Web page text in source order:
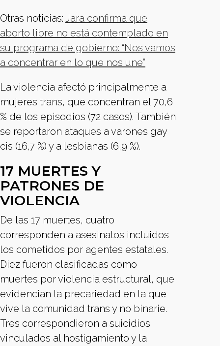
Otras noticias: Jara confirma que
aborto libre no está contemplado en
su programa de gobierno: “Nos vamos
a concentrar en lo que nos une”
La violencia afectó principalmente a
mujeres trans, que concentran el 70,6
% de los episodios (72 casos). También
se reportaron ataques a varones gay
cis (16,7 %) y a lesbianas (6,9 %).
17 MUERTES Y
PATRONES DE
VIOLENCIA
De las 17 muertes, cuatro
corresponden a asesinatos incluidos
los cometidos por agentes estatales.
Diez fueron clasificadas como
muertes por violencia estructural, que
evidencian la precariedad en la que
vive la comunidad trans y no binarie.
Tres correspondieron a suicidios
vinculados al hostigamiento y la